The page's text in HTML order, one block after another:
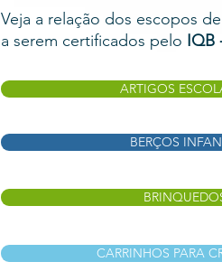
Veja a relação dos escopos
a serem certificados pelo IQB
ARTIGOS
BERÇOS
CARRINHOS PARA